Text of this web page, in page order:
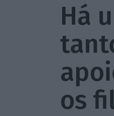
Há
os